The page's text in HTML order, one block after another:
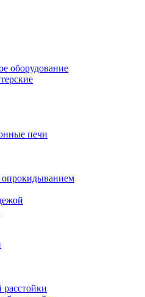
оборудование
печи
опрокидыванием
расстойки